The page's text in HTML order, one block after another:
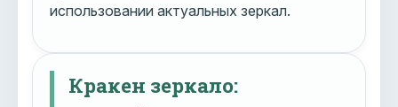
использовании актуальных зеркал.
Кракен зеркало: